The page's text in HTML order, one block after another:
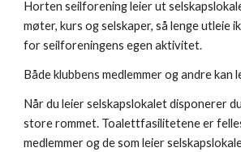
Horten seilforening leier ut
møter, kurs og selskaper, så lenge utleie
for seilforeningens egen aktivitet.
Både klubbens medlemmer og andre kan
Når du leier selskapslokalet disponerer
store rommet. Toalettfasilitetene er
medlemmer og de som leier